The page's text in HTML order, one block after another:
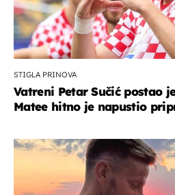
STIGLA PRINOVA
Vatreni Petar Sučić postao
Matee hitno je napustio